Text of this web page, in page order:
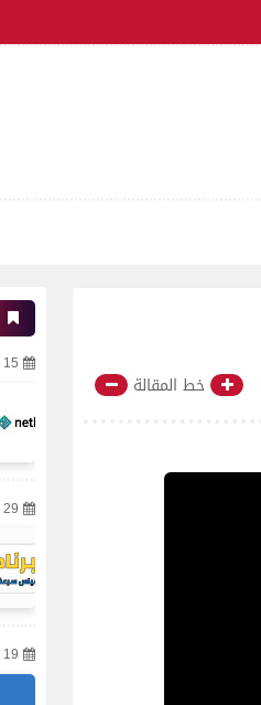
خط المقالة
15 مايو 2025
29 مايو 2024
19 أغسطس 2024